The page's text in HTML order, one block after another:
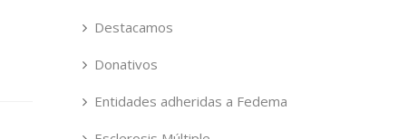
Destacamos
Donativos
Entidades adheridas a Fedema